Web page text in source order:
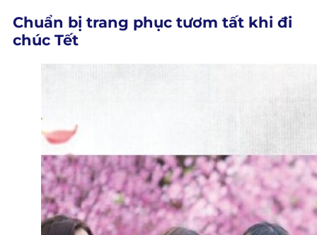
Chuẩn bị trang phục tươm tất khi đi
chúc Tết